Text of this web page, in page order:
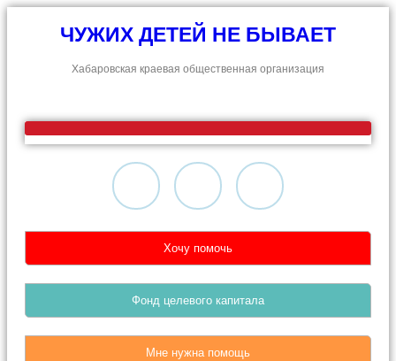
ЧУЖИХ ДЕТЕЙ НЕ БЫВАЕТ
Хабаровская краевая общественная организация
Хочу помочь
Фонд целевого капитала
Мне нужна помощь